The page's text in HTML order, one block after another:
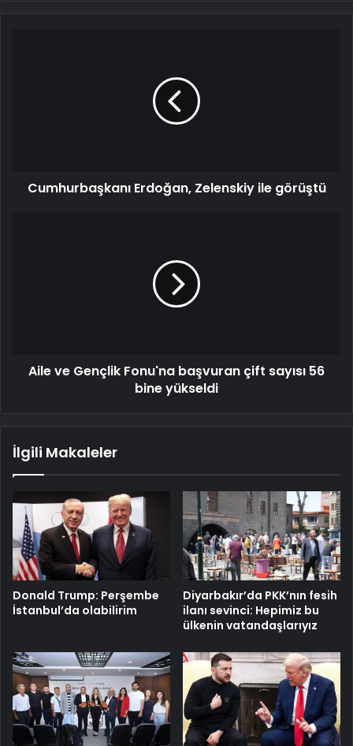
Cumhurbaşkanı Erdoğan, Zelenskiy ile görüştü
yükseldi
Aile ve Gençlik Fonu'na başvuran çift sayısı 56
bine yükseldi
İlgili Makaleler
Donald Trump: Perşembe
İstanbul’da olabilirim
Diyarbakır’da PKK’nın fesih
ilanı sevinci: Hepimiz bu
ülkenin vatandaşlarıyız